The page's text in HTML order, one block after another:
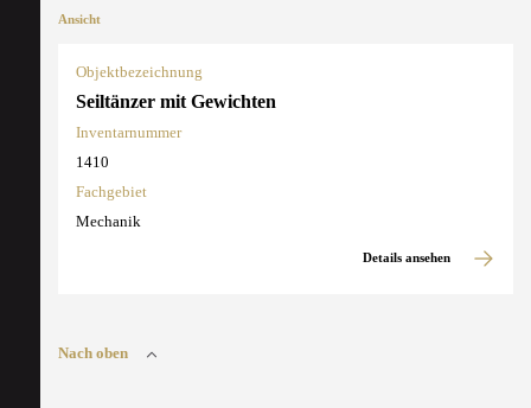
Ansicht
Objektbezeichnung
Seiltänzer mit Gewichten
Inventarnummer
1410
Fachgebiet
Mechanik
Details ansehen
Nach oben